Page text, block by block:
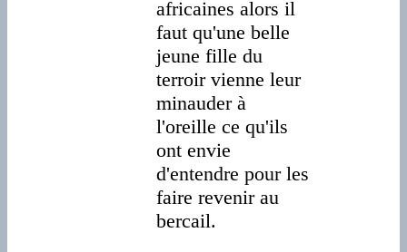
africaines alors il
faut qu'une belle
jeune fille du
terroir vienne leur
minauder à
l'oreille ce qu'ils
ont envie
d'entendre pour les
faire revenir au
bercail.